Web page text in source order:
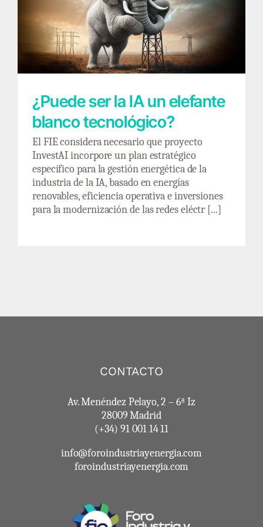
¿Puede ser la IA un elefante blanco
tecnológico?
¿Puede ser la IA un elefante
blanco tecnológico?
El FIE considera necesario que proyecto
InvestAI incorpore un plan estratégico
específico para la gestión energética de la
industria de la IA, basado en energías
renovables, eficiencia operativa e inversiones
para la modernización de las redes eléctr [...]
CONTACTO
Av. Menéndez Pelayo, 2 – 6ª Iz
28009 Madrid
(+34) 91 001 14 11
info@foroindustriayenergia.com
foroindustriayenergia.com